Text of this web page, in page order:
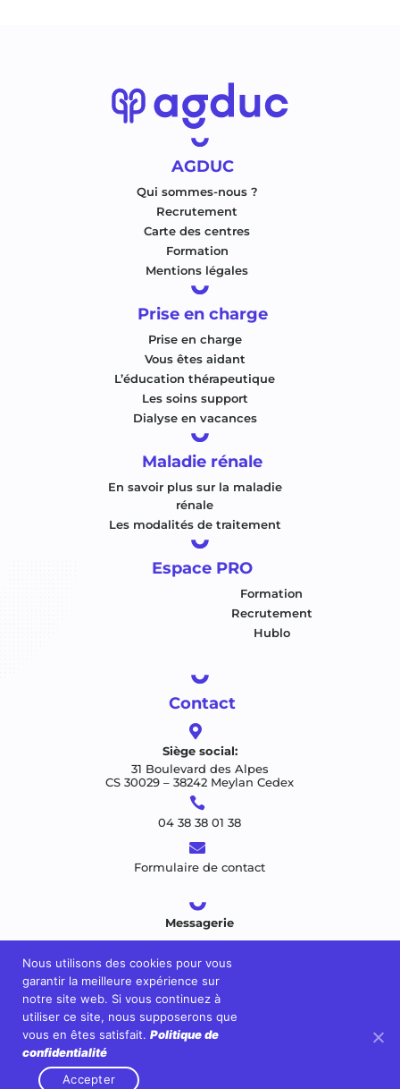
AGDUC
Qui sommes-nous ?
Recrutement
Carte des centres
Formation
Mentions légales
Prise en charge
Prise en charge
Vous êtes aidant
L’éducation thérapeutique
Les soins support
Dialyse en vacances
Maladie rénale
En savoir plus sur la maladie
rénale
Les modalités de traitement
Espace PRO
Formation
Recrutement
Hublo
Contact

Siège social:
31 Boulevard des Alpes
CS 30029 – 38242 Meylan Cedex

04 38 38 01 38

Formulaire de contact
Messagerie
Nous utilisons des cookies pour vous
garantir la meilleure expérience sur
notre site web. Si vous continuez à
utiliser ce site, nous supposerons que
vous en êtes satisfait. Politique de
confidentialité
Accepter